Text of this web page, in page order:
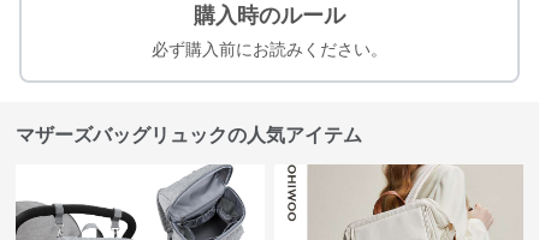
購入時のルール
必ず購入前にお読みください。
マザーズバッグリュックの人気アイテム